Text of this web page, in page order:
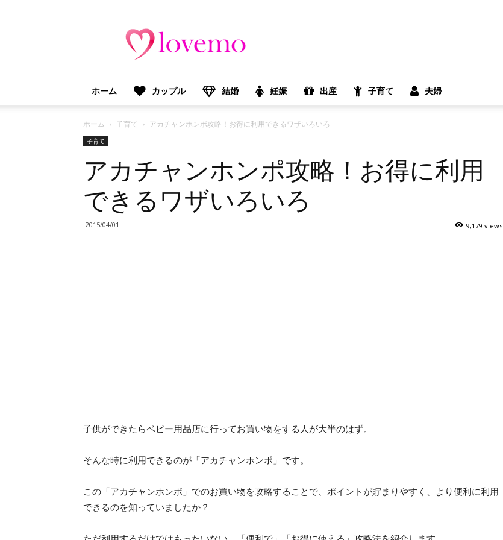
モ）：
プ
マ
け
情
メ
デ
ィ
ホーム カップル 結婚 妊娠 出産 子育て 夫婦
ホーム 子育て アカチャンホンポ攻略！お得に利用できるワザいろいろ
子育て
アカチャンホンポ攻略！お得に利用
できるワザいろいろ
2015/04/01 9,179 views
子供ができたらベビー用品店に行ってお買い物をする人が大半のはず。
そんな時に利用できるのが「アカチャンホンポ」です。
この「アカチャンホンポ」でのお買い物を攻略することで、ポイントが貯まりやすく、より便利に利用
できるのを知っていましたか？